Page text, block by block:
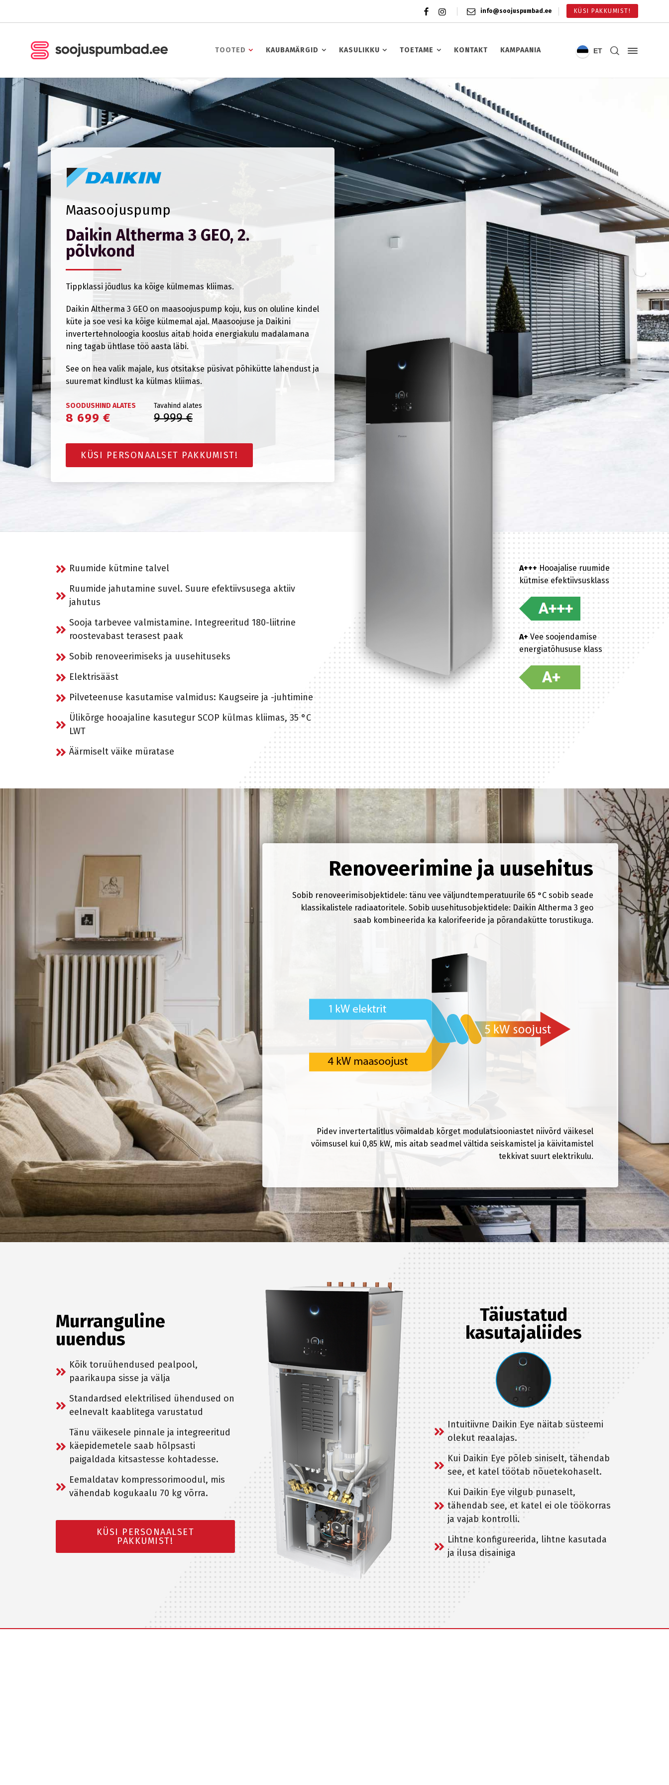
info@soojuspumbad.ee KÜSI PAKKUMIST!
TOOTED KAUBAMÄRGID KASULIKKU TOETAME KONTAKT KAMPAANIA ET
Maasoojuspump
Daikin Altherma 3 GEO, 2.
põlvkond
Tippklassi jõudlus ka kõige külmemas kliimas.
Daikin Altherma 3 GEO on maasoojuspump koju, kus on oluline kindel
küte ja soe vesi ka kõige külmemal ajal. Maasoojuse ja Daikini
invertertehnoloogia kooslus aitab hoida energiakulu madalamana
ning tagab ühtlase töö aasta läbi.
See on hea valik majale, kus otsitakse püsivat põhikütte lahendust ja
suuremat kindlust ka külmas kliimas.
SOODUSHIND ALATES
8 699 €
Tavahind alates
9 999 €
KÜSI PERSONAALSET PAKKUMIST!
Ruumide kütmine talvel
Ruumide jahutamine suvel. Suure efektiivsusega aktiiv
jahutus
Sooja tarbevee valmistamine. Integreeritud 180-liitrine
roostevabast terasest paak
Sobib renoveerimiseks ja uusehituseks
Elektrisääst
Pilveteenuse kasutamise valmidus: Kaugseire ja -juhtimine
Ülikõrge hooajaline kasutegur SCOP külmas kliimas, 35 °C
LWT
Äärmiselt väike müratase
A+++Hooajalise ruumide
kütmise efektiivsusklass
A+Vee soojendamise
energiatõhususe klass
Renoveerimine ja uusehitus
Sobib renoveerimisobjektidele: tänu vee väljundtemperatuurile 65 °C sobib seade
klassikalistele radiaatoritele. Sobib uusehitusobjektidele: Daikin Altherma 3 geo
saab kombineerida ka kalorifeeride ja põrandakütte torustikuga.
Pidev invertertalitlus võimaldab kõrget modulatsiooniastet niivõrd väikesel
võimsusel kui 0,85 kW, mis aitab seadmel vältida seiskamistel ja käivitamistel
tekkivat suurt elektrikulu.
Murranguline
uuendus
Kõik toruühendused pealpool,
paarikaupa sisse ja välja
Standardsed elektrilised ühendused on
eelnevalt kaablitega varustatud
Tänu väikesele pinnale ja integreeritud
käepidemetele saab hõlpsasti
paigaldada kitsastesse kohtadesse.
Eemaldatav kompressorimoodul, mis
vähendab kogukaalu 70 kg võrra.
KÜSI PERSONAALSET
PAKKUMIST!
Täiustatud
kasutajaliides
Intuitiivne Daikin Eye näitab süsteemi
olekut reaalajas.
Kui Daikin Eye põleb siniselt, tähendab
see, et katel töötab nõuetekohaselt.
Kui Daikin Eye vilgub punaselt,
tähendab see, et katel ei ole töökorras
ja vajab kontrolli.
Lihtne konfigureerida, lihtne kasutada
ja ilusa disainiga
Русский